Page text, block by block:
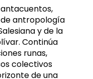
antropología
y de la
Continúa
runas,
colectivos
de una